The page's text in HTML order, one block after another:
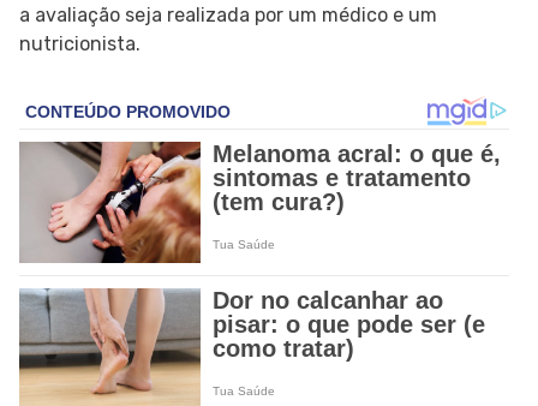
a avaliação seja realizada por um médico e um
nutricionista.